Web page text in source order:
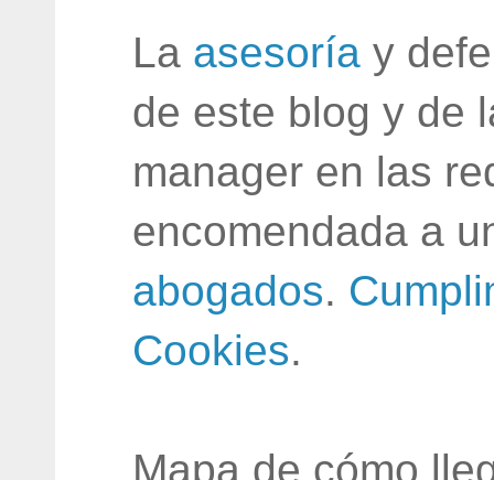
La asesoría y
de este blog y de
manager en las
encomendada a
abogados.
Cookies.
Mapa de cómo